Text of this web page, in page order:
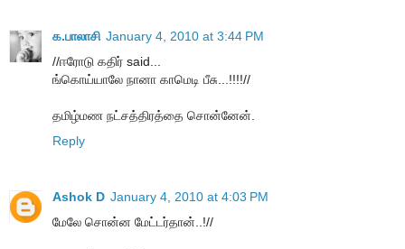
க.பாலாசி January 4, 2010 at 3:44 PM
//ஈரோடு கதிர் said...
ங்கொய்யாலே நானா காமெடி பீசு...!!!!//
தமிழ்மண நட்சத்திரத்தை சொன்னேன்.
Reply
Ashok D January 4, 2010 at 4:03 PM
மேலே சொன்ன மேட்டர்தான்..!//